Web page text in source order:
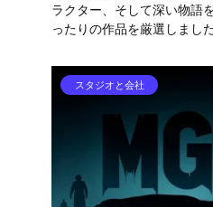
ラクター、そして深い物語
ったりの作品を厳選しました
スタジオと会社